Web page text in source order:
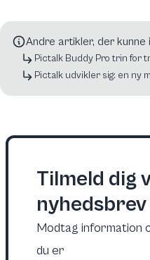
Andre artikler, der
Pictalk Buddy Pro trin for
Pictalk udvikler sig: en ny
Tilmeld dig
nyhedsbrev
Modtag information
du er